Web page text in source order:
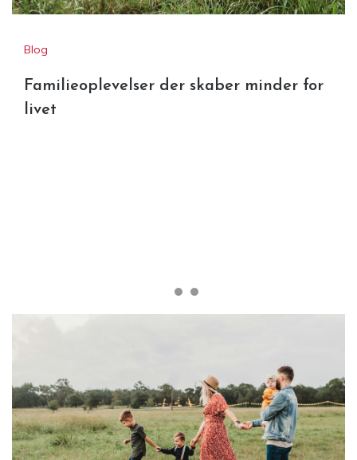
Blog
Familieoplevelser der skaber minder for
livet